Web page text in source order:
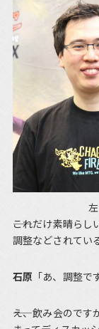
――これだけ素晴ら
調整などされてい
石原 「あ、調整
――え、飲み会ので